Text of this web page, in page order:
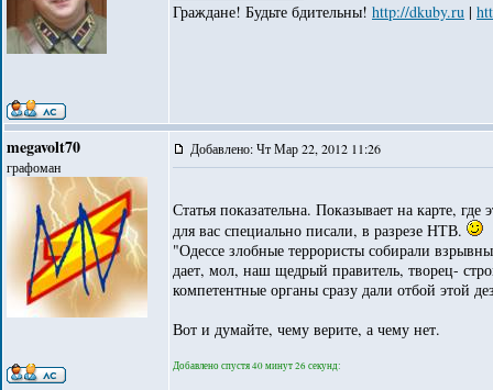
Граждане! Будьте бдительны! http://dkuby.ru |
megavolt70
графоман
Добавлено: Чт Мар 22, 2012 11:26
Статья показательна. Показывает на карте,
для вас специально писали, в разрезе НТВ.
"Одессе злобные террористы собирали
дает, мол, наш щедрый правитель, творец-
компетентные органы сразу дали отбой этой
Вот и думайте, чему верите, а чему нет.
Добавлено спустя 40 минут 26 секунд: